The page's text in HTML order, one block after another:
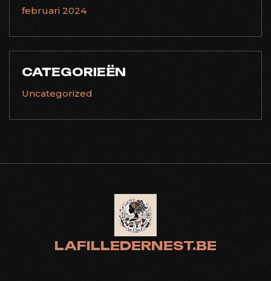
februari 2024
CATEGORIEËN
Uncategorized
LAFILLEDERNEST.BE